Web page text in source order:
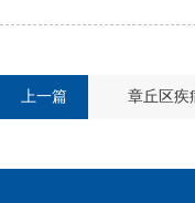
上一篇 章丘区疾